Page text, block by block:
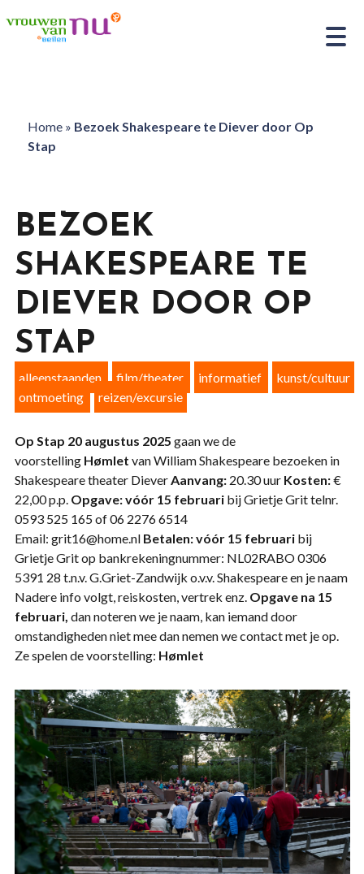
Home» Bezoek Shakespeare te Diever door Op
Stap
BEZOEK
SHAKESPEARE TE
DIEVER DOOR OP
STAP
alleenstaanden film/theater informatief
kunst/cultuur
ontmoeting
reizen/excursie
Op Stap 20 augustus 2025 gaan we de
voorstelling Hømlet van William Shakespeare bezoeken in
Shakespeare theater DieverAanvang:20.30 uur Kosten:€
22,00 p.p. Opgave:vóór 15 februaribij Grietje Grit telnr.
0593 525 165 of 06 2276 6514
Email: grit16@home.nl Betalen: vóór 15 februaribij
Grietje Grit op bankrekeningnummer: NL02RABO 0306
5391 28 t.n.v. G.Griet-Zandwijk o.v.v. Shakespeare en je naam
Nadere info volgt, reiskosten, vertrek enz. Opgave na 15
februari, dan noteren we je naam, kan iemand door
omstandigheden niet mee dan nemen we contact met je op.
Ze spelen de voorstelling: Hømlet